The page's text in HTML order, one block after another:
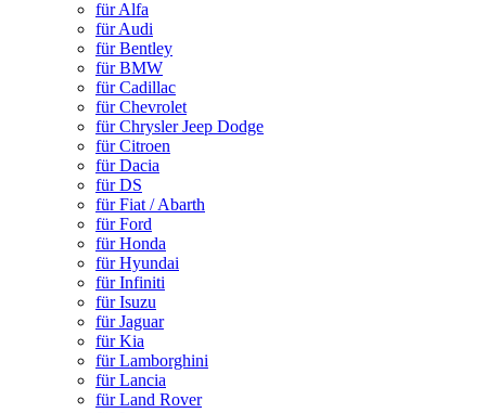
für Alfa
für Audi
für Bentley
für BMW
für Cadillac
für Chevrolet
für Chrysler Jeep Dodge
für Citroen
für Dacia
für DS
für Fiat / Abarth
für Ford
für Honda
für Hyundai
für Infiniti
für Isuzu
für Jaguar
für Kia
für Lamborghini
für Lancia
für Land Rover